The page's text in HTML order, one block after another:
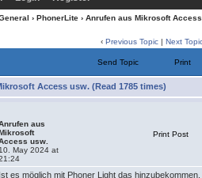
› PhonerLite› Anrufen aus Mikrosoft Access
‹ Previous Topic | Next
Send Topic Print
Access usw. (Read 1785 times)
aus
usw.
10. May 2024 at
Print Post
Ist es möglich mit Phoner Light das hinzubekommen,